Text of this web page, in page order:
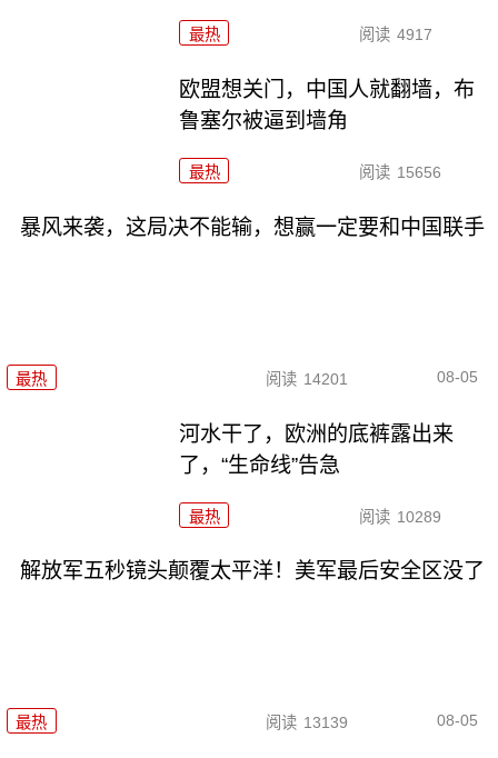
最热 阅读 4917
欧盟想关门，中国人就翻墙，布
鲁塞尔被逼到墙角
最热 阅读 15656
暴风来袭，这局决不能输，想赢一定要和中国联手
最热 阅读 14201 08-05
河水干了，欧洲的底裤露出来
了，“生命线”告急
最热 阅读 10289
解放军五秒镜头颠覆太平洋！美军最后安全区没了
最热 阅读 13139 08-05